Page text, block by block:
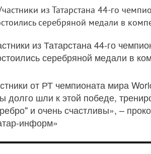
из Татарстана 44-го
серебряной медали в
из Татарстана 44-го
серебряной медали в
долго шли к этой победе,
и очень счастливы», –
информ»